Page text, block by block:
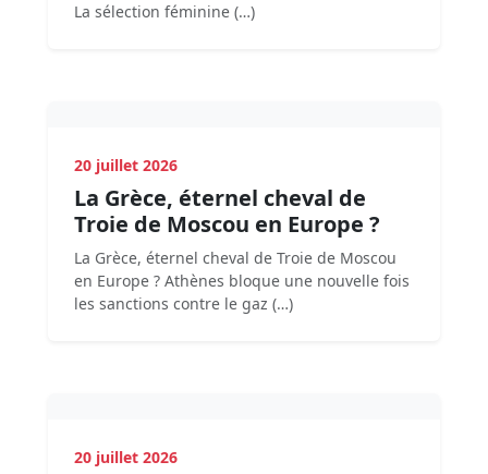
La sélection féminine (…)
20 juillet 2026
La Grèce, éternel cheval de
Troie de Moscou en Europe ?
La Grèce, éternel cheval de Troie de Moscou
en Europe ? Athènes bloque une nouvelle fois
les sanctions contre le gaz (…)
20 juillet 2026